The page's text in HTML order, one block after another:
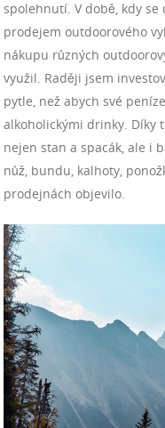
spolehnutí. V době, kdy
prodejem outdoorového
nákupu různých
využil. Raději jsem
pytle, než abych své
alkoholickými drinky. Díky
nejen stan a spacák, ale i
nůž, bundu, kalhoty,
prodejnách objevilo.